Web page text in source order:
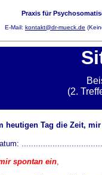
Praxis für
E-Mail: kontakt@dr-mueck.de
(2.
heutigen Tag die Zeit,
..................................
spontan ein,